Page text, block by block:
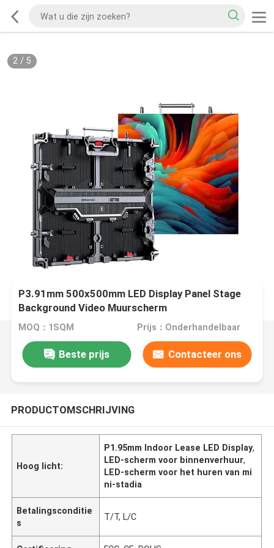
2/ 5
P3.91mm 500x500mm LED Display Panel Stage
Background Video Muurscherm
MOQ：1SQM Prijs：Onderhandelbaar
Beste prijs Contacteer ons
PRODUCTOMSCHRIJVING
Hoog licht:
P1.95mm Indoor Lease LED Display,
LED-scherm voor binnenverhuur,
LED-scherm voor het huren van mi
ni-stadia
Betalingsconditie
s
T/T, L/C